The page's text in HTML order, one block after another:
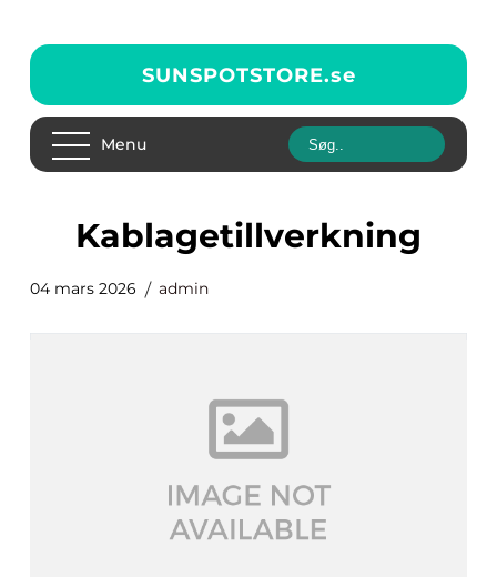
SUNSPOTSTORE.se
Menu
Kablagetillverkning
04 mars 2026 admin